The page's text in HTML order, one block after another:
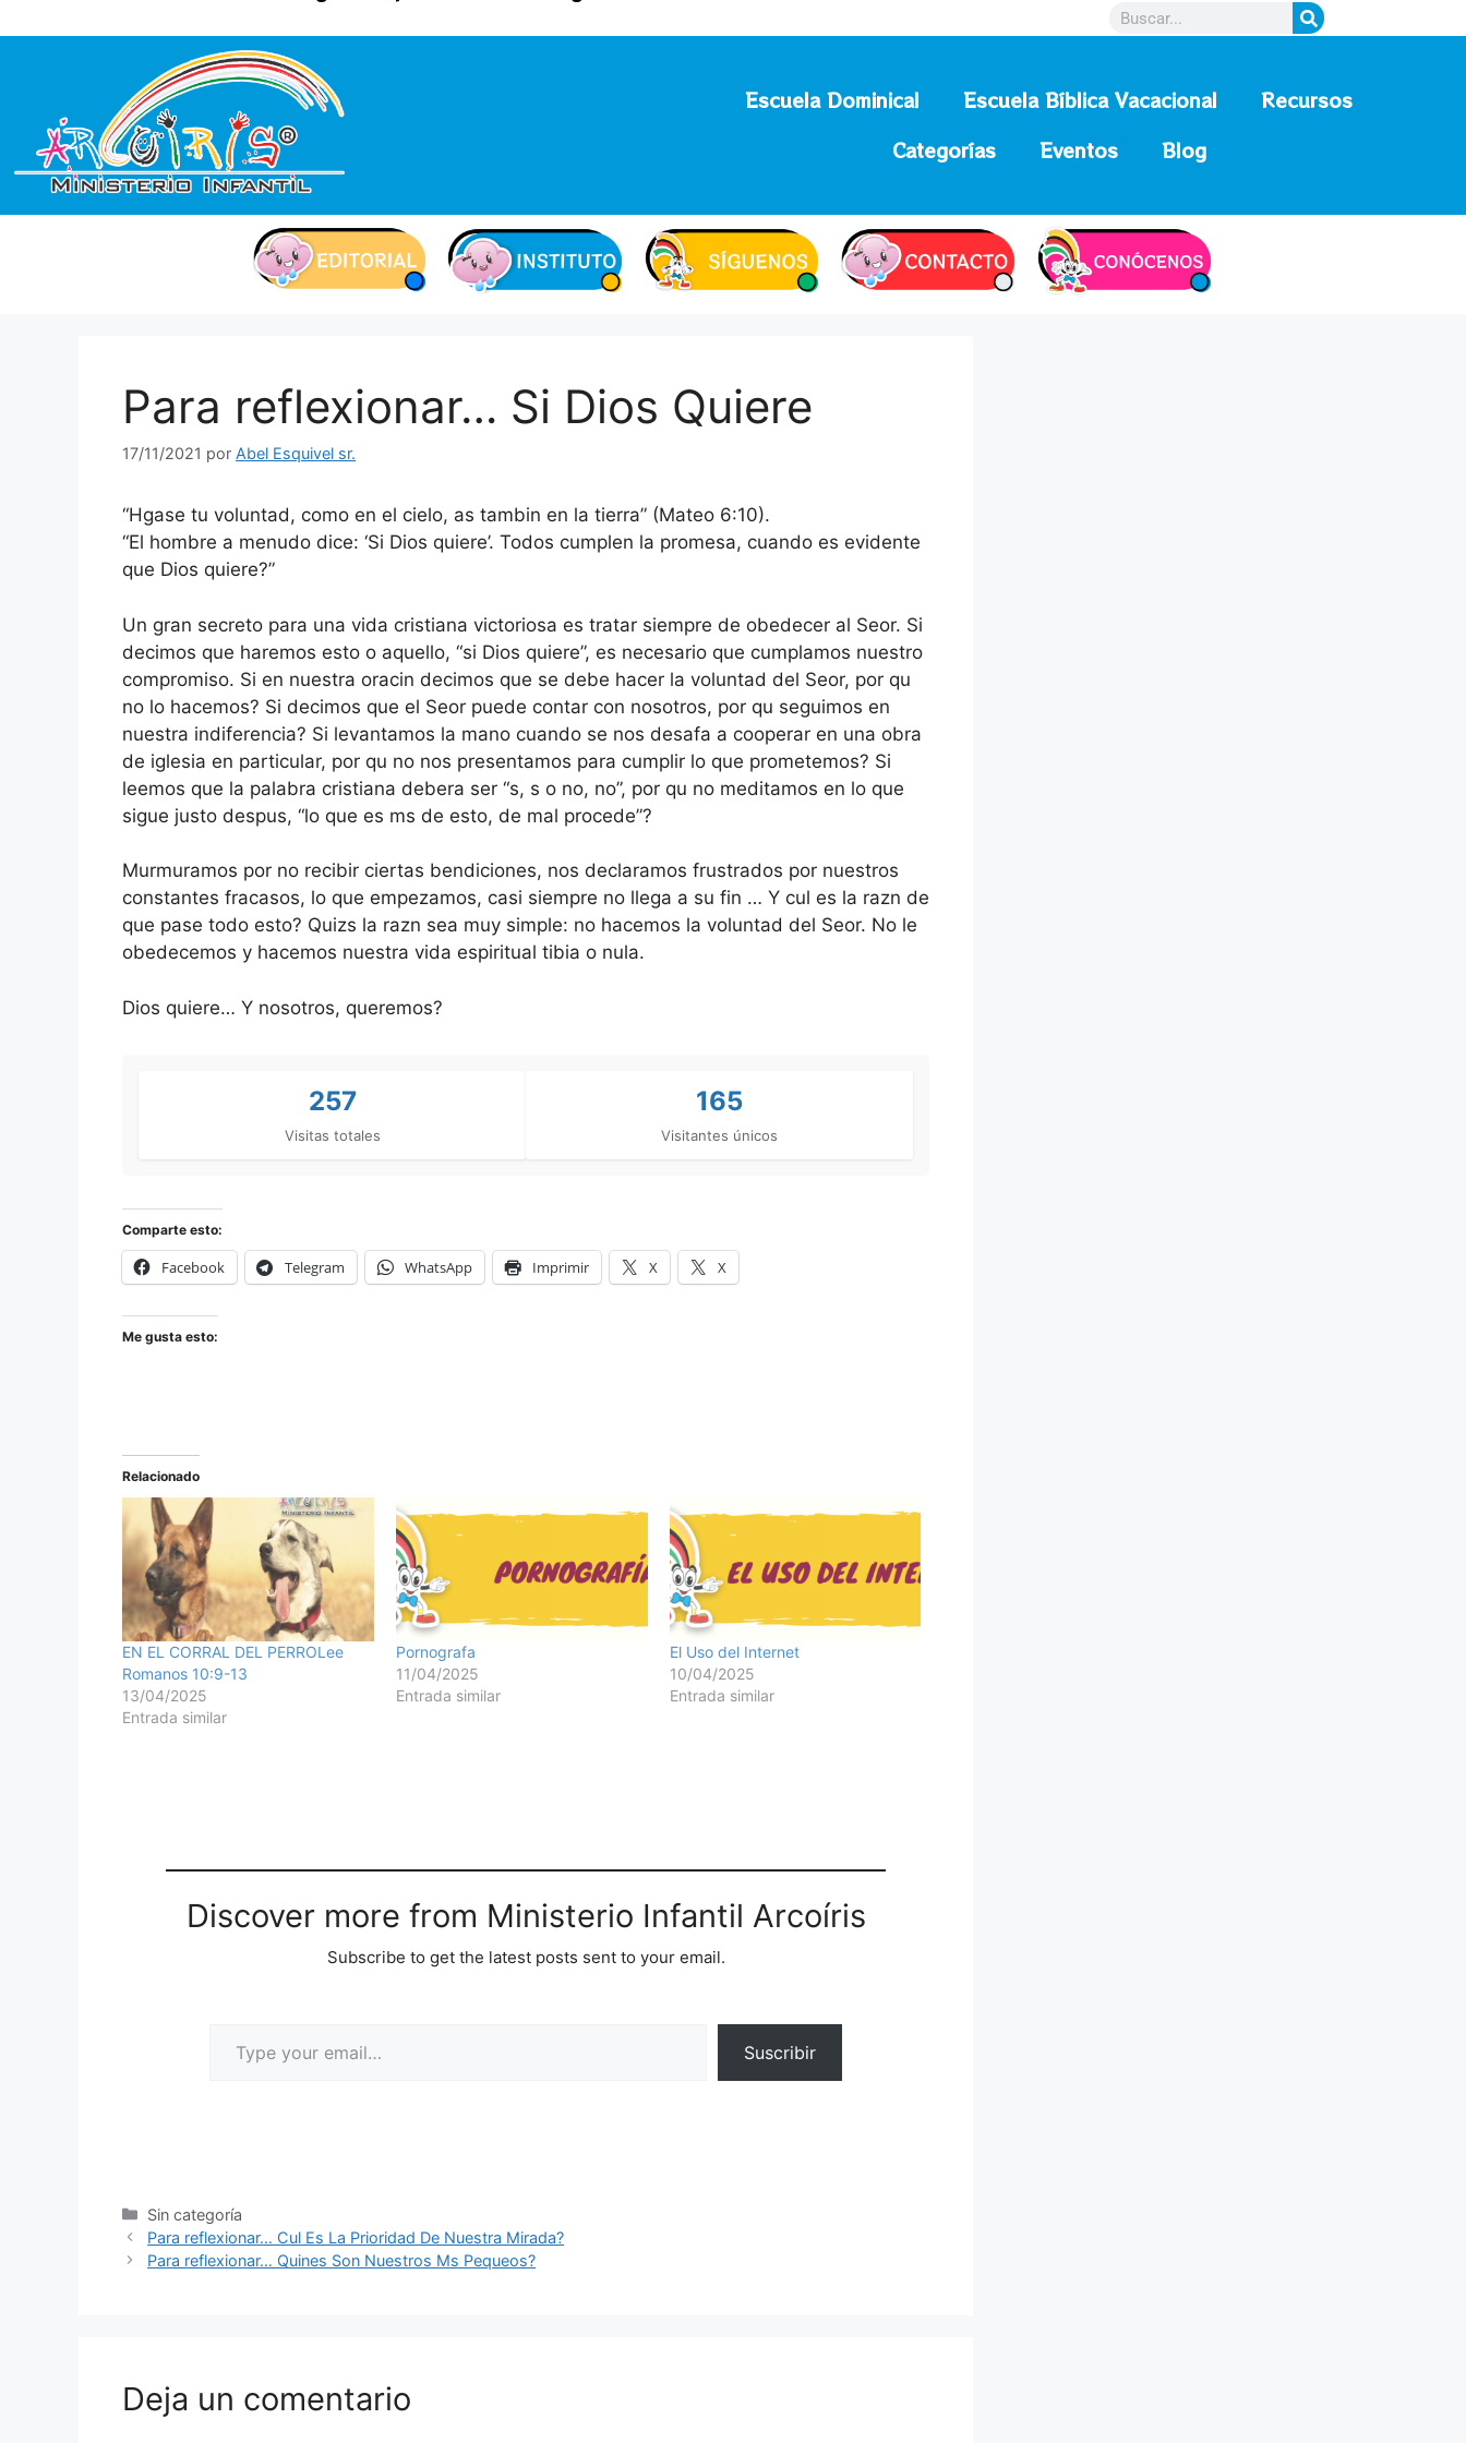
Escuela Dominical Escuela Bíblica Vacacional
Recursos
Categorías
Eventos Blog
Para reflexionar… Si Dios Quiere
17/11/2021 por Abel Esquivel sr.
“Hgase tu voluntad, como en el cielo, as tambin en la tierra” (Mateo 6:10).
“El hombre a menudo dice: ‘Si Dios quiere’. Todos cumplen la promesa, cuando es evidente
que Dios quiere?”
Un gran secreto para una vida cristiana victoriosa es tratar siempre de obedecer al Seor. Si
decimos que haremos esto o aquello, “si Dios quiere”, es necesario que cumplamos nuestro
compromiso. Si en nuestra oracin decimos que se debe hacer la voluntad del Seor, por qu
no lo hacemos? Si decimos que el Seor puede contar con nosotros, por qu seguimos en
nuestra indiferencia? Si levantamos la mano cuando se nos desafa a cooperar en una obra
de iglesia en particular, por qu no nos presentamos para cumplir lo que prometemos? Si
leemos que la palabra cristiana debera ser “s, s o no, no”, por qu no meditamos en lo que
sigue justo despus, “lo que es ms de esto, de mal procede”?
Murmuramos por no recibir ciertas bendiciones, nos declaramos frustrados por nuestros
constantes fracasos, lo que empezamos, casi siempre no llega a su fin … Y cul es la razn de
que pase todo esto? Quizs la razn sea muy simple: no hacemos la voluntad del Seor. No le
obedecemos y hacemos nuestra vida espiritual tibia o nula.
Dios quiere… Y nosotros, queremos?
257
Visitas totales
165
Visitantes únicos
Comparte esto:
Facebook Telegram WhatsApp Imprimir X X
Me gusta esto:
Relacionado
EN EL CORRAL DEL PERROLee
Romanos 10:9-13
13/04/2025
Entrada similar
Pornografa
11/04/2025
Entrada similar
El Uso del Internet
10/04/2025
Entrada similar
Discover more from Ministerio Infantil Arcoíris
Subscribe to get the latest posts sent to your email.
Suscribir
Sin categoría
Para reflexionar… Cul Es La Prioridad De Nuestra Mirada?
Para reflexionar… Quines Son Nuestros Ms Pequeos?
Deja un comentario